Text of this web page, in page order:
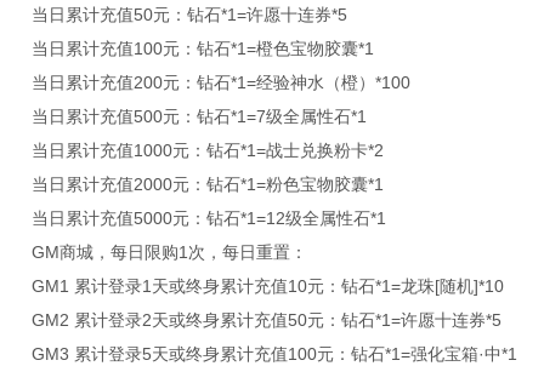
当日累计充值50元：钻石*1=许愿十连券*5
当日累计充值100元：钻石*1=橙色宝物胶囊*1
当日累计充值200元：钻石*1=经验神水（橙）*100
当日累计充值500元：钻石*1=7级全属性石*1
当日累计充值1000元：钻石*1=战士兑换粉卡*2
当日累计充值2000元：钻石*1=粉色宝物胶囊*1
当日累计充值5000元：钻石*1=12级全属性石*1
GM商城，每日限购1次，每日重置：
GM1 累计登录1天或终身累计充值10元：钻石*1=龙珠[随机]*10
GM2 累计登录2天或终身累计充值50元：钻石*1=许愿十连券*5
GM3 累计登录5天或终身累计充值100元：钻石*1=强化宝箱·中*1